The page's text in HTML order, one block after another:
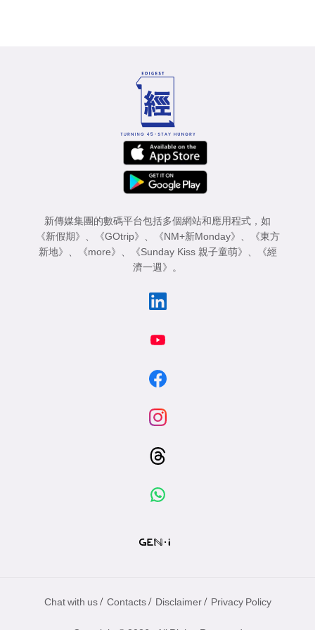
新傳媒集團的數碼平台包括多個網站和應用程式，如
《新假期》
《GOtrip》 《NM+新Monday》
《東方
新地》
《more》 《Sunday Kiss 親子童萌》
《經
濟一週》
。
Chat with us / Contacts / Disclaimer / Privacy Policy